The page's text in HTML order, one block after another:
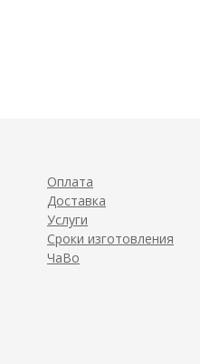
Оплата
Доставка
Услуги
Сроки изготовления
ЧаВо